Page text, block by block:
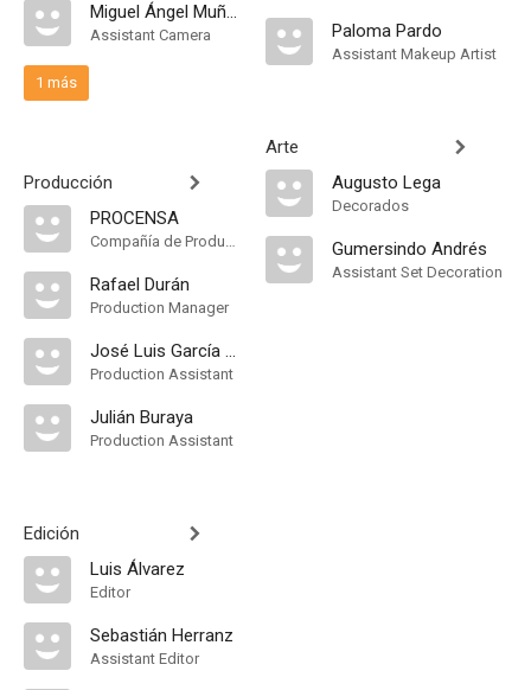
Miguel Ángel Muñoz
Assistant Camera
1 más
Producción
PROCENSA
Compañía de Produccion
Rafael Durán
Production Manager
José Luis García Arrojo
Production Assistant
Julián Buraya
Production Assistant
Edición
Luis Álvarez
Editor
Sebastián Herranz
Assistant Editor
Paloma Pardo
Assistant Makeup Artist
Arte
Augusto Lega
Decorados
Gumersindo Andrés
Assistant Set Decoration